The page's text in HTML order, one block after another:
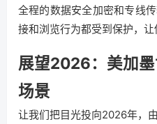
全程的数据安全加密和专线
接和浏览行为都受到保护，让
展望2026：美加
场景
让我们把目光投向2026年，